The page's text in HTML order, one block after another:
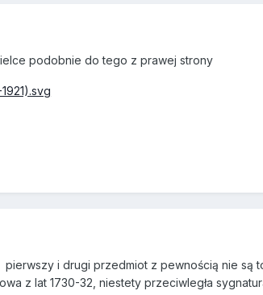
podobnie do tego z prawej strony
pierwszy i drugi przedmiot z pewnością nie są
z lat 1730-32, niestety przeciwległa